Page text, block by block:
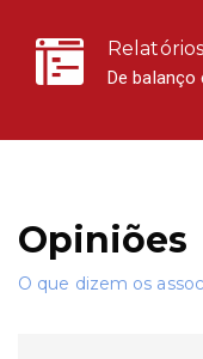
De balanço
Opiniões
O que dizem os